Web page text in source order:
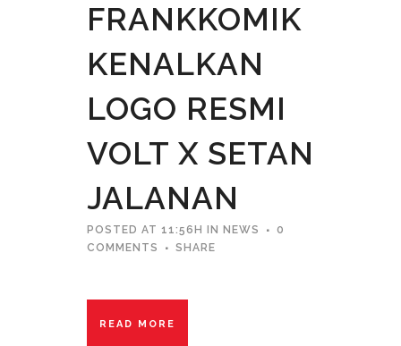
FRANKKOMIK
KENALKAN
LOGO RESMI
VOLT X SETAN
JALANAN
POSTED AT 11:56H IN NEWS
0
COMMENTS
SHARE
READ MORE